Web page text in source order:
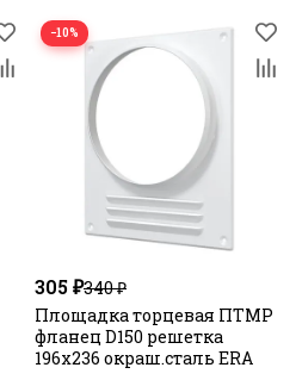
−10%
305 ₽340 ₽
Площадка торцевая ПТМР
фланец D150 решетка
196х236 окраш.сталь ERA